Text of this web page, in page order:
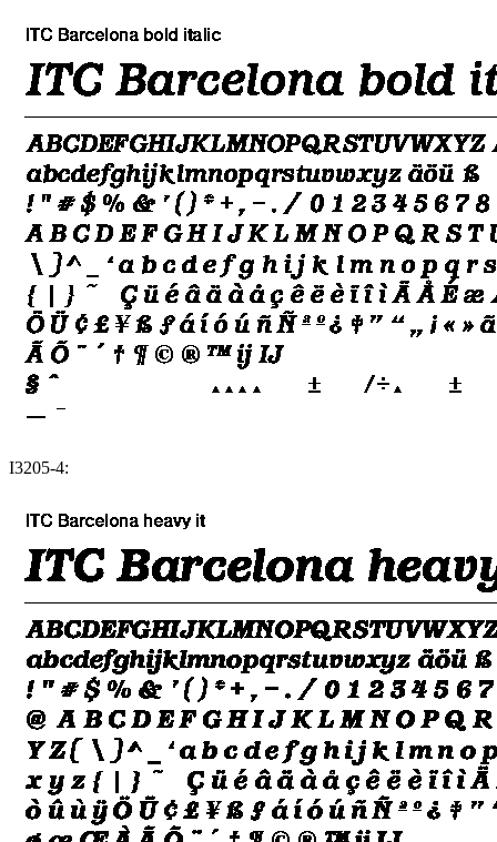
I3205-4: